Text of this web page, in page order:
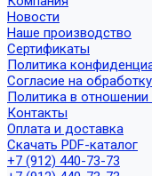
Новости
Наше производство
Сертификаты
Политика
Согласие на
Политика в
Контакты
Оплата и доставка
Скачать PDF-каталог
+7 (912) 440-73-73